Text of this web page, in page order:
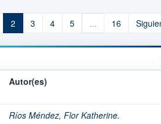
2 3 4 5 ... 16
Autor(es)
Ríos Méndez, Flor Katherine.